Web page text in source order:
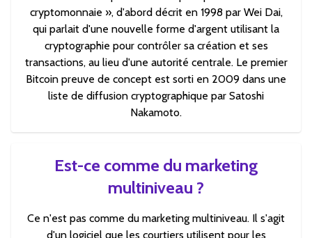
cryptomonnaie », d'abord décrit en 1998 par Wei Dai,
qui parlait d'une nouvelle forme d'argent utilisant la
cryptographie pour contrôler sa création et ses
transactions, au lieu d'une autorité centrale. Le premier
Bitcoin preuve de concept est sorti en 2009 dans une
liste de diffusion cryptographique par Satoshi
Nakamoto.
Est-ce comme du marketing
multiniveau ?
Ce n'est pas comme du marketing multiniveau. Il s'agit
d'un logiciel que les courtiers utilisent pour les